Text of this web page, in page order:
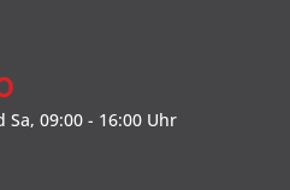
Sa, 09:00 - 16:00 Uhr